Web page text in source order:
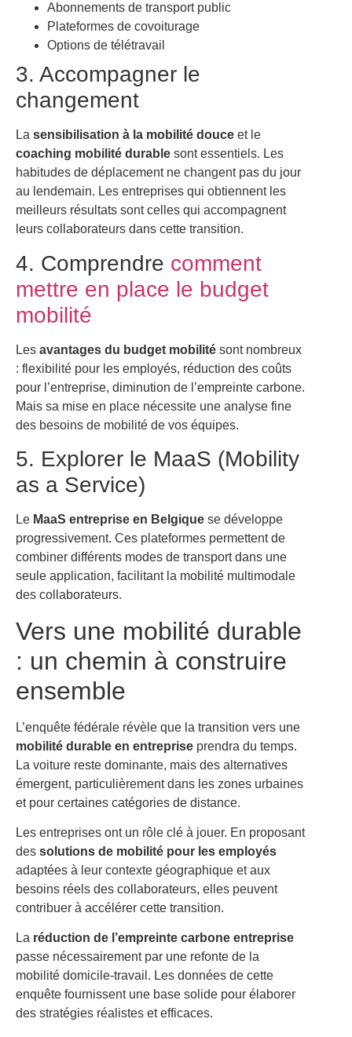
Abonnements de transport public
Plateformes de covoiturage
Options de télétravail
3. Accompagner le
changement
La sensibilisation à la mobilité douce et le
coaching mobilité durable sont essentiels. Les
habitudes de déplacement ne changent pas du jour
au lendemain. Les entreprises qui obtiennent les
meilleurs résultats sont celles qui accompagnent
leurs collaborateurs dans cette transition.
4. Comprendre comment
mettre en place le budget
mobilité
Les avantages du budget mobilité sont nombreux
: flexibilité pour les employés, réduction des coûts
pour l’entreprise, diminution de l’empreinte carbone.
Mais sa mise en place nécessite une analyse fine
des besoins de mobilité de vos équipes.
5. Explorer le MaaS (Mobility
as a Service)
Le MaaS entreprise en Belgique se développe
progressivement. Ces plateformes permettent de
combiner différents modes de transport dans une
seule application, facilitant la mobilité multimodale
des collaborateurs.
Vers une mobilité durable
: un chemin à construire
ensemble
L’enquête fédérale révèle que la transition vers une
mobilité durable en entreprise prendra du temps.
La voiture reste dominante, mais des alternatives
émergent, particulièrement dans les zones urbaines
et pour certaines catégories de distance.
Les entreprises ont un rôle clé à jouer. En proposant
des solutions de mobilité pour les employés
adaptées à leur contexte géographique et aux
besoins réels des collaborateurs, elles peuvent
contribuer à accélérer cette transition.
La réduction de l’empreinte carbone entreprise
passe nécessairement par une refonte de la
mobilité domicile-travail. Les données de cette
enquête fournissent une base solide pour élaborer
des stratégies réalistes et efficaces.